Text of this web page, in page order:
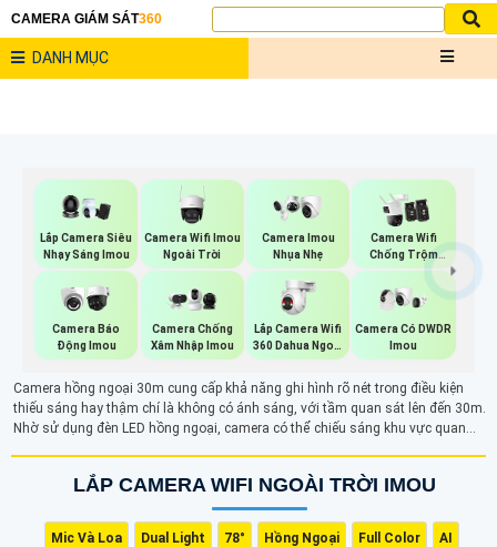
CAMERA GIÁM SÁT360
DANH MỤC
Lắp Camera Siêu
Nhạy Sáng Imou
Camera Wifi Imou
Ngoài Trời
Camera Imou
Nhụa Nhẹ
Camera Wifi
Chống Trộm
Imou
Camera Báo
Động Imou
Camera Chống
Xâm Nhập Imou
Lắp Camera Wifi
360 Dahua Ngoài
Trời
Camera Có DWDR
Imou
Camera hồng ngoại 30m cung cấp khả năng ghi hình rõ nét trong điều kiện
thiếu sáng hay thậm chí là không có ánh sáng, với tầm quan sát lên đến 30m.
Nhờ sử dụng đèn LED hồng ngoại, camera có thể chiếu sáng khu vực quan
với các khu vực cần quan sát trong môi trường thiếu sáng.
LẮP CAMERA WIFI NGOÀI TRỜI IMOU
Mic Và Loa Dual Light 78° Hồng Ngoại Full Color AI